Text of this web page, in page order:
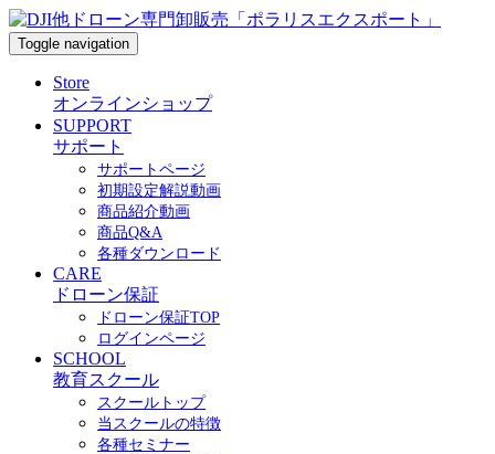
Toggle navigation
Store
オンラインショップ
SUPPORT
サポート
サポートページ
初期設定解説動画
商品紹介動画
商品Q&A
各種ダウンロード
CARE
ドローン保証
ドローン保証TOP
ログインページ
SCHOOL
教育スクール
スクールトップ
当スクールの特徴
各種セミナー